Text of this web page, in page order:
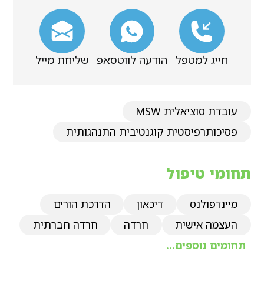
חייג למטפל הודעה לווטסאפ שליחת מייל
עובדת סוציאלית MSW
פסיכותרפיסטית קוגנטיבית התנהגותית
תחומי טיפול
מיינדפולנס דיכאון
הדרכת הורים
העצמה אישית
חרדה
חרדה חברתית
תחומים נוספים...